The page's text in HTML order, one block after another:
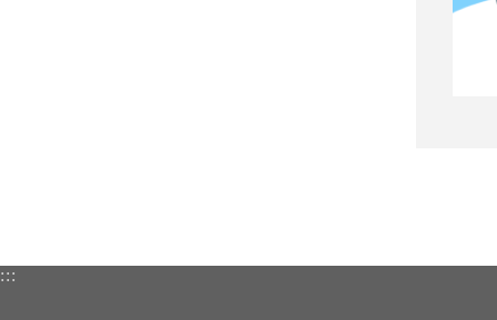
:::